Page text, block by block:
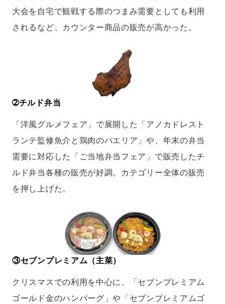
大会を自宅で観戦する際のつまみ需要としても利用
されるなど、カウンター商品の販売が高かった。
➁チルド弁当
「洋風グルメフェア」で展開した「アノカドレスト
ランテ監修魚介と鶏肉のパエリア」や、年末の弁当
需要に対応した「ご当地弁当フェア」で販売したチ
ルド弁当各種の販売が好調。カテゴリー全体の販売
を押し上げた。
③セブンプレミアム（主菜）
クリスマスでの利用を中心に、「セブンプレミアム
ゴールド金のハンバーグ」や「セブンプレミアムゴ